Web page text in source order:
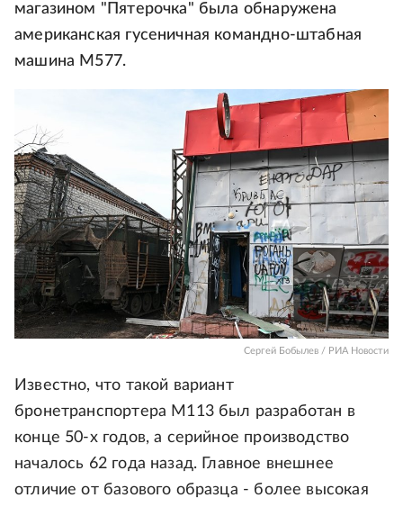
магазином "Пятерочка" была обнаружена
американская гусеничная командно-штабная
машина M577.
Сергей Бобылев / РИА Новости
Известно, что такой вариант
бронетранспортера М113 был разработан в
конце 50-х годов, а серийное производство
началось 62 года назад. Главное внешнее
отличие от базового образца - более высокая